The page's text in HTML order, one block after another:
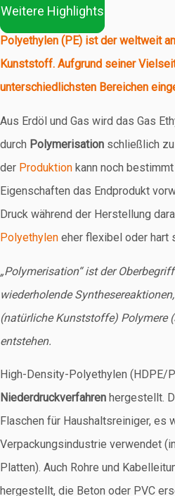
Weitere Highlights
Polyethylen (PE) ist der weltweit
Kunststoff. Aufgrund seiner
unterschiedlichsten Bereichen
Aus Erdöl und Gas wird das Gas
durch Polymerisation schließlich
der Produktion kann noch
Eigenschaften das Endprodukt
Druck während der Herstellung
Polyethylen eher flexibel oder hart
„Polymerisation“ ist der
wiederholende
(natürliche Kunststoffe) Polymere
entstehen.
High-Density-Polyethylen (HDPE/
Niederdruckverfahren hergestellt.
Flaschen für Haushaltsreiniger, es
Verpackungsindustrie verwendet
Platten). Auch Rohre und
hergestellt, die Beton oder PVC